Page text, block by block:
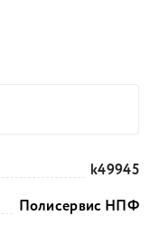
k49945
Полисервис НПФ